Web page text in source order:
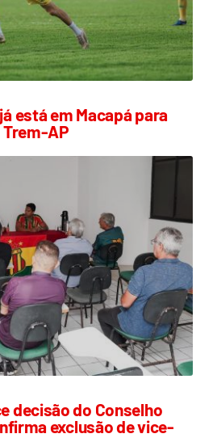
está em Macapá para
AP
decisão do Conselho
exclusão de vice-